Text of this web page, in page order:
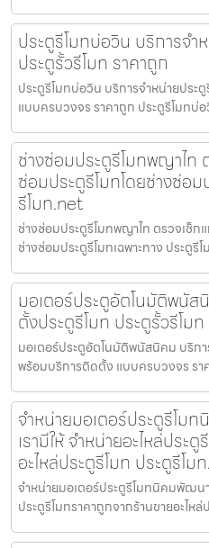
ประตูรีโมทบ่อวิน บริการจำ
ประตูรั้วรีโมท ราคาถูก
ประตูรีโมทบ่อวิน บริการจำหน่ายประ
แบบครบวงจร ราคาถูก ประตูรีโมทบ่อ
ช่างซ่อมประตูรีโมทพญาไท
ซ่อมประตูรีโมทโดยช่างซ่อม
รีโมท.net
ช่างซ่อมประตูรีโมทพญาไท ตรวจเช็ก
ช่างซ่อมประตูรีโมทเฉพาะทาง ประตู
มอเตอร์ประตูอัตโนมัติพนัส
ตั้งประตูรีโมท ประตูรั้วรีโม
มอเตอร์ประตูอัตโนมัติพนัสนิคม บริกา
พร้อมบริการติดตั้ง แบบครบวงจร รา
จำหน่ายมอเตอร์ประตูรีโม
เรามีให้ จำหน่ายอะไหล่ประ
อะไหล่ประตูรีโมท ประตูรีโม
จำหน่ายมอเตอร์ประตูรีโมทนิคมพัฒนา
ประตูรีโมทราคาถูกจากร้านขายอะไหล่